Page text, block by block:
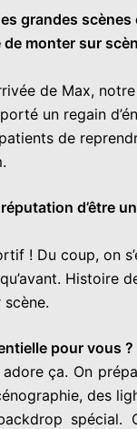
grandes scènes
de monter sur
de Max,
un regain
de
d’être
! Du coup, on
Histoire
pour vous ?
ça. On
des
spécial.